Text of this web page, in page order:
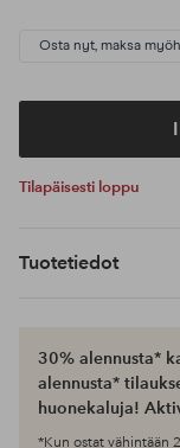
Osta nyt, maksa
Tilapäisesti loppu
Tuotetiedot
30% alennusta*
alennusta*
huonekaluja!
*Kun ostat vähintään